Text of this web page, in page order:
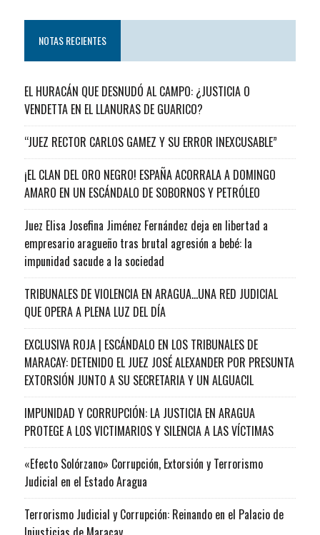
NOTAS RECIENTES
EL HURACÁN QUE DESNUDÓ AL CAMPO: ¿JUSTICIA O
VENDETTA EN EL LLANURAS DE GUARICO?
“JUEZ RECTOR CARLOS GAMEZ Y SU ERROR INEXCUSABLE”
¡EL CLAN DEL ORO NEGRO! ESPAÑA ACORRALA A DOMINGO
AMARO EN UN ESCÁNDALO DE SOBORNOS Y PETRÓLEO
Juez Elisa Josefina Jiménez Fernández deja en libertad a
empresario aragueño tras brutal agresión a bebé: la
impunidad sacude a la sociedad
TRIBUNALES DE VIOLENCIA EN ARAGUA…UNA RED JUDICIAL
QUE OPERA A PLENA LUZ DEL DÍA
EXCLUSIVA ROJA | ESCÁNDALO EN LOS TRIBUNALES DE
MARACAY: DETENIDO EL JUEZ JOSÉ ALEXANDER POR PRESUNTA
EXTORSIÓN JUNTO A SU SECRETARIA Y UN ALGUACIL
IMPUNIDAD Y CORRUPCIÓN: LA JUSTICIA EN ARAGUA
PROTEGE A LOS VICTIMARIOS Y SILENCIA A LAS VÍCTIMAS
«Efecto Solórzano» Corrupción, Extorsión y Terrorismo
Judicial en el Estado Aragua
Terrorismo Judicial y Corrupción: Reinando en el Palacio de